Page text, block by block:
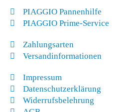
PIAGGIO Pannenhilfe
PIAGGIO Prime-Service
Zahlungsarten
Versandinformationen
Impressum
Datenschutzerklärung
Widerrufsbelehrung